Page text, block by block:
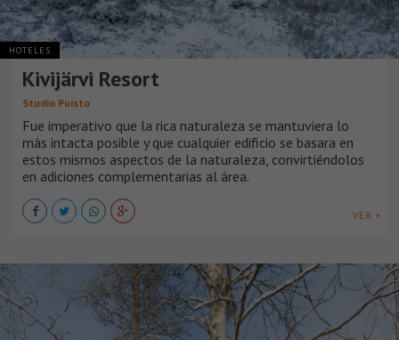
HOTELES
Kivijärvi Resort
Studio Puisto
Fue imperativo que la rica naturaleza se mantuviera lo
más intacta posible y que cualquier edificio se basara en
estos mismos aspectos de la naturaleza, convirtiéndolos
en adiciones complementarias al área.
VER +